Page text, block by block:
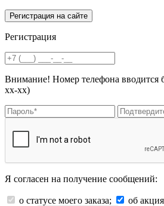
Регистрация
Внимание! Номер телефона вводится
хх-хх)
Я согласен на получение сообщений:
о статусе моего заказа;
об